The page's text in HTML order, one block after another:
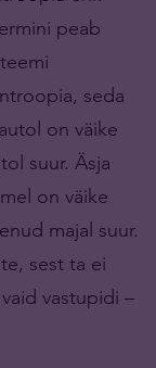
peab
seda
on väike
suur. Äsja
on väike
majal suur.
sest ta ei
vastupidi –